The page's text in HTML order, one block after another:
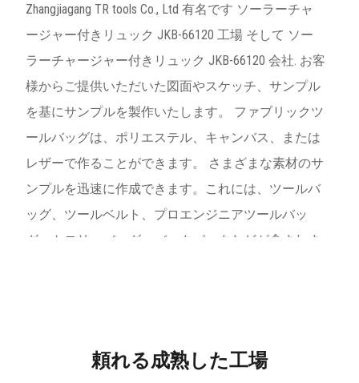
Zhangjiagang TR tools Co., Ltd 有名です ソーラーチャ
ージャー付きリュック JKB-66120 工場 そして ソー
ラーチャージャー付きリュック JKB-66120 会社. お客
様からご提供いただいた図面やスケッチ、サンプル
を基にサンプルを製作いたします。 ファブリックツ
ールバッグは、ポリエステル、キャンバス、または
レザーで作ることができます。 さまざまな素材のサ
ンプルを迅速に作成できます。これには、ツールバ
ッグ、ツールベルト、プロエンジニアツールバッ
グ、トロリーバッグ、バックパックなどが含まれま
クパック、ソフト収納バッグなど、配管工、建設業
頼れる成熟した工場